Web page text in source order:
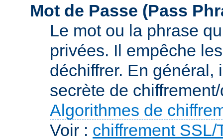
Mot de Passe (Pass
Le mot ou la phrase
privées. Il empêche
déchiffrer. En général,
secrète de
Algorithmes de
Voir : chiffrement SSL/